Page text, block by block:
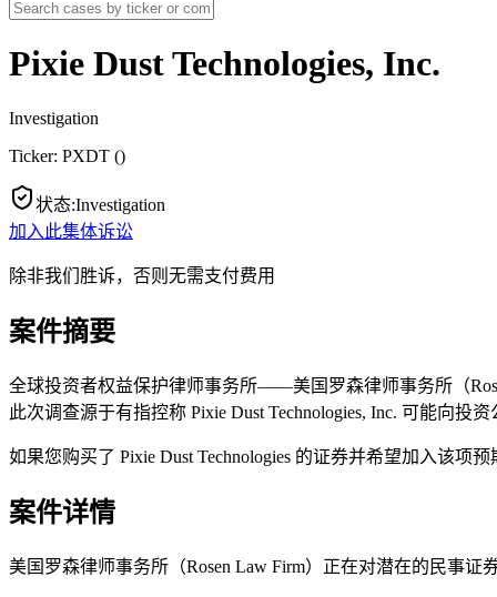
Pixie Dust Technologies, Inc.
Investigation
Ticker: PXDT ()
状态:Investigation
加入此集体诉讼
除非我们胜诉，否则无需支付费用
案件摘要
全球投资者权益保护律师事务所——美国罗森律师事务所（
此次调查源于有指控称 Pixie Dust Technologies, Inc. 可能向投
如果您购买了 Pixie Dust Technologies 的证券并希望加入该项
案件详情
美国罗森律师事务所（Rosen Law Firm）正在对潜在的民事证